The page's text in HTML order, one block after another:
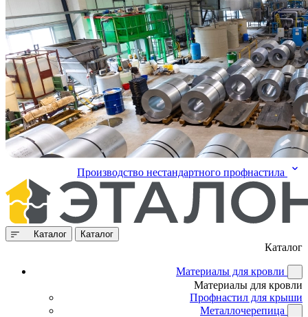
Производство нестандартного профнастила
Каталог Каталог
Каталог
Материалы для кровли
Материалы для кровли
Профнастил для крыши
Металлочерепица